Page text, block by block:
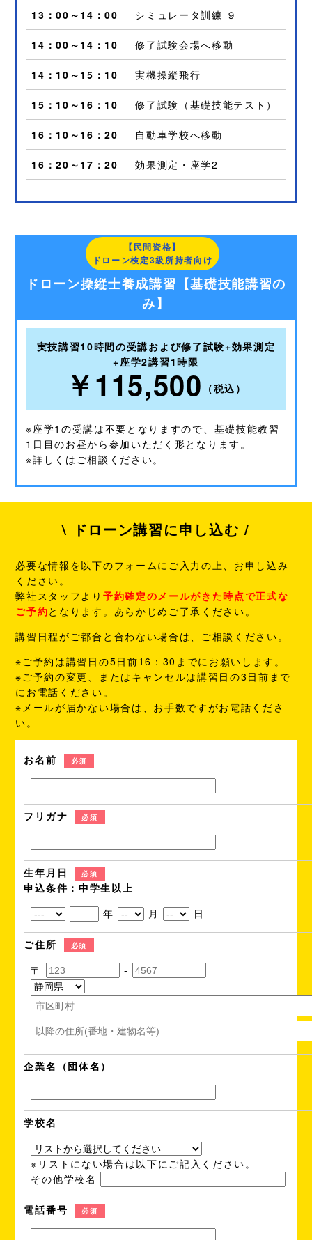
13：00～14：00 シミュレータ訓練 ９
14：00～14：10 修了試験会場へ移動
14：10～15：10 実機操縦飛行
15：10～16：10 修了試験（基礎技能テスト）
16：10～16：20 自動車学校へ移動
16：20～17：20 効果測定・座学2
【民間資格】
ドローン検定3級所持者向け
ドローン操縦士養成講習【基礎技能講習の
み】
実技講習10時間の受講および修了試験+効果測定
+座学2講習1時限
￥115,500 （税込）
※座学1の受講は不要となりますので、基礎技能教習
1日目のお昼から参加いただく形となります。
※詳しくはご相談ください。
\ ドローン講習に申し込む /
必要な情報を以下のフォームにご入力の上、お申し込み
ください。
弊社スタッフより 予約確定のメールがきた時点で正式な
ご予約となります。あらかじめご了承ください。
講習日程がご都合と合わない場合は、ご相談ください。
※ご予約は講習日の5日前16：30までにお願いします。
※ご予約の変更、またはキャンセルは講習日の3日前まで
にお電話ください。
※メールが届かない場合は、お手数ですがお電話くださ
い。
お名前 必須
フリガナ 必須
生年月日 必須
申込条件：中学生以上
年
月 日
ご住所 必須
〒 -
企業名（団体名）
学校名
※リストにない場合は以下にご記入ください。
その他学校名
電話番号 必須